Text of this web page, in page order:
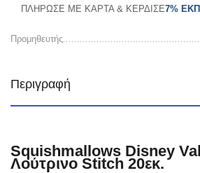
ΠΛΗΡΩΣΕ ΜΕ ΚΑΡΤΑ & ΚΕΡΔΙΣΕ7%
Προμηθευτής
Περιγραφή
Squishmallows Disney
Λούτρινο Stitch 20εκ.